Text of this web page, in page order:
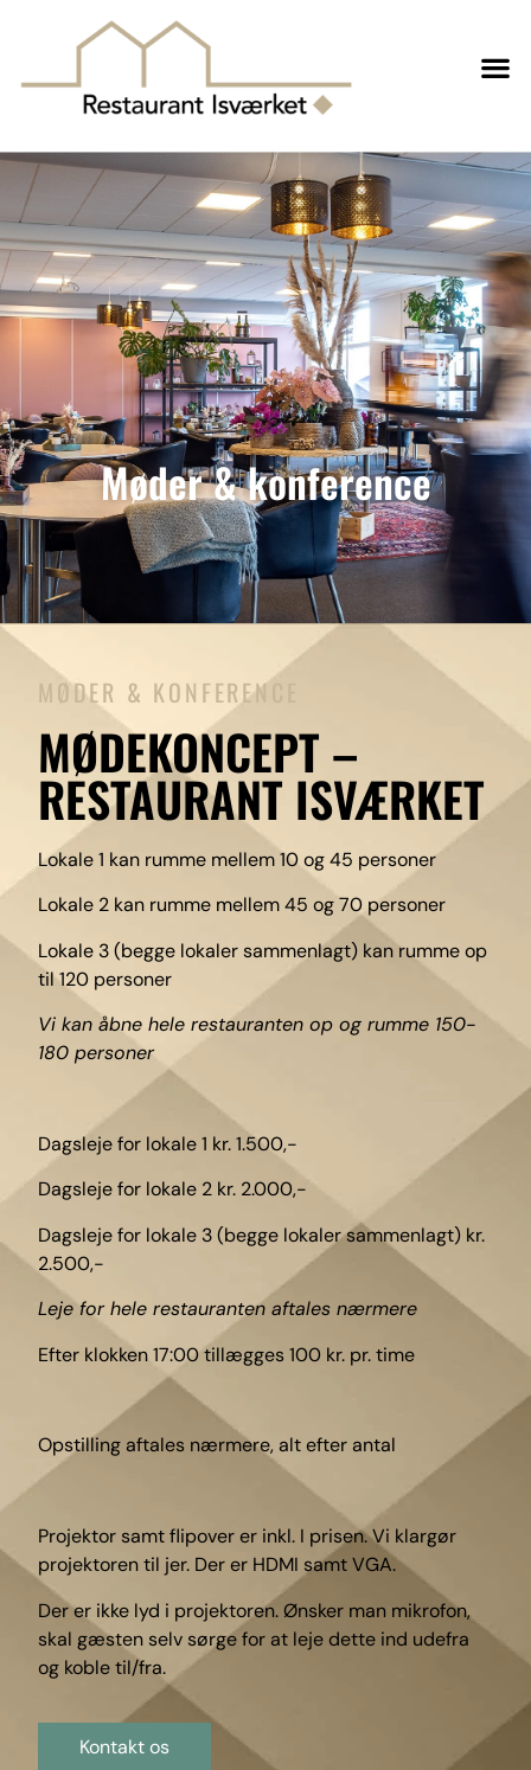
Møder & konference
MØDER & KONFERENCE
MØDEKONCEPT –
RESTAURANT ISVÆRKET
Lokale 1 kan rumme mellem 10 og 45 personer
Lokale 2 kan rumme mellem 45 og 70 personer
Lokale 3 (begge lokaler sammenlagt) kan rumme op
til 120 personer
Vi kan åbne hele restauranten op og rumme 150-
180 personer
Dagsleje for lokale 1 kr. 1.500,-
Dagsleje for lokale 2 kr. 2.000,-
Dagsleje for lokale 3 (begge lokaler sammenlagt) kr.
2.500,-
Leje for hele restauranten aftales nærmere
Efter klokken 17:00 tillægges 100 kr. pr. time
Opstilling aftales nærmere, alt efter antal
Projektor samt flipover er inkl. I prisen. Vi klargør
projektoren til jer. Der er HDMI samt VGA.
Der er ikke lyd i projektoren. Ønsker man mikrofon,
skal gæsten selv sørge for at leje dette ind udefra
og koble til/fra.
Kontakt os